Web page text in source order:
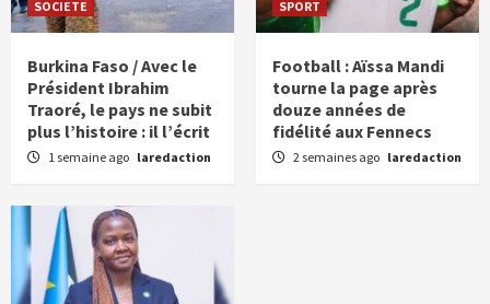
SOCIETE
Burkina Faso / Avec le
Président Ibrahim
Traoré, le pays ne subit
plus l’histoire : il l’écrit
1 semaine ago laredaction
SPORT
Football : Aïssa Mandi
tourne la page après
douze années de
fidélité aux Fennecs
2 semaines ago laredaction